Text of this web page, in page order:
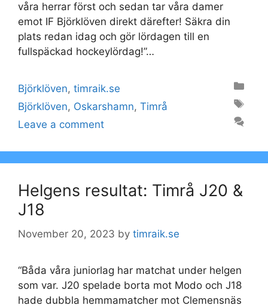
våra herrar först och sedan tar våra damer
emot IF Björklöven direkt därefter! Säkra din
plats redan idag och gör lördagen till en
fullspäckad hockeylördag!”…
Categories
Björklöven, timraik.se
Tags
Björklöven, Oskarshamn, Timrå
Leave a comment
Helgens resultat: Timrå J20 &
J18
November 20, 2023 by timraik.se
“Båda våra juniorlag har matchat under helgen
som var. J20 spelade borta mot Modo och J18
hade dubbla hemmamatcher mot Clemensnäs